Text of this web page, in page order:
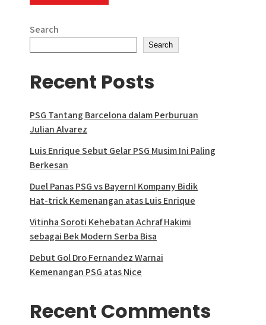
Search
Search
Recent Posts
PSG Tantang Barcelona dalam Perburuan
Julian Alvarez
Luis Enrique Sebut Gelar PSG Musim Ini Paling
Berkesan
Duel Panas PSG vs Bayern! Kompany Bidik
Hat-trick Kemenangan atas Luis Enrique
Vitinha Soroti Kehebatan Achraf Hakimi
sebagai Bek Modern Serba Bisa
Debut Gol Dro Fernandez Warnai
Kemenangan PSG atas Nice
Recent Comments